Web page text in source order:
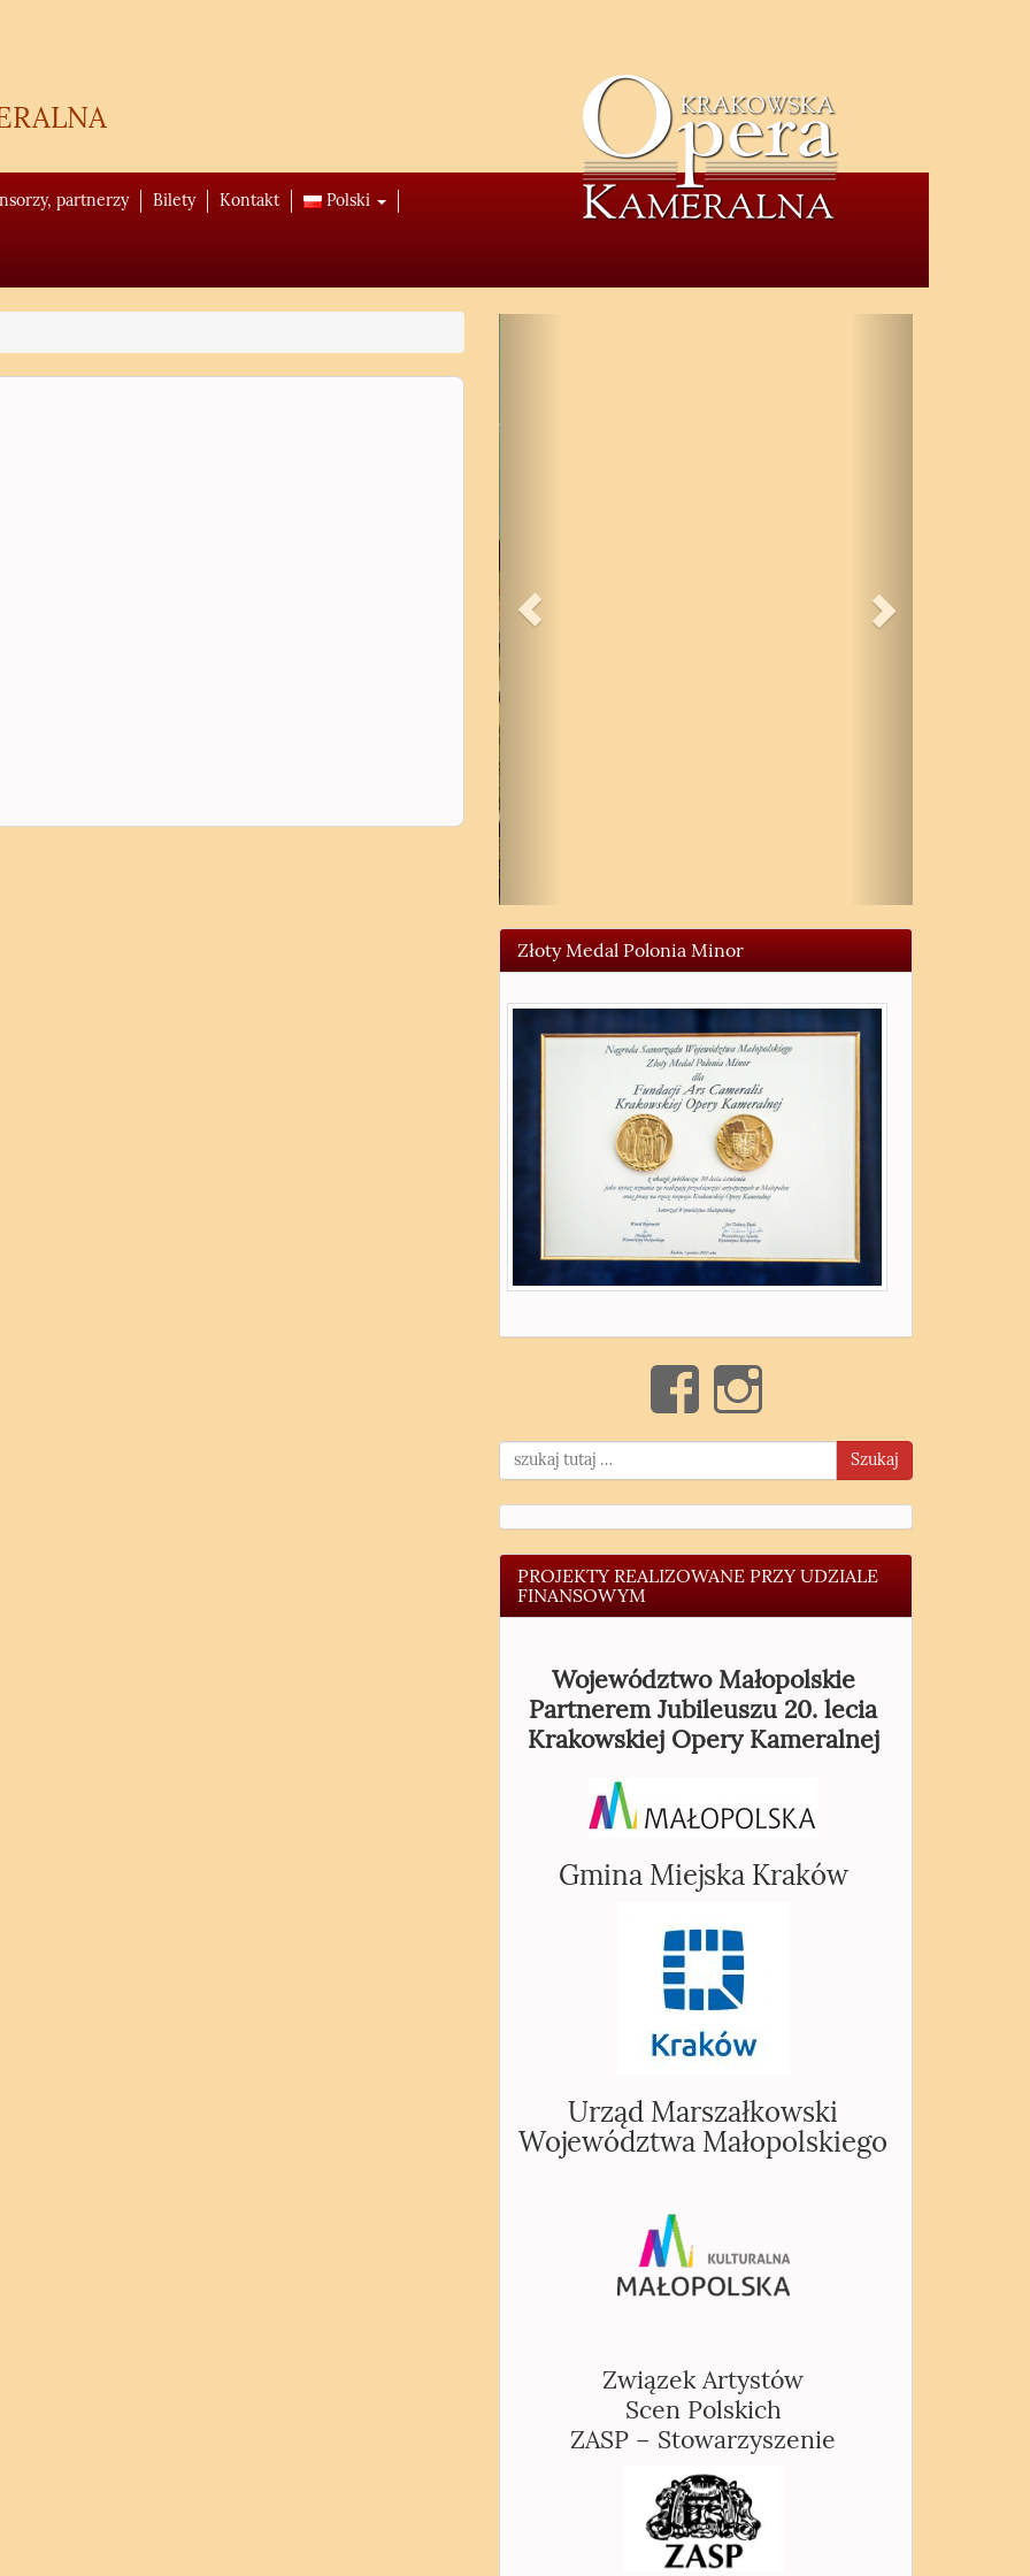
partnerzy Bilety Kontakt Polski
Złoty Medal Polonia Minor
Szukaj
PROJEKTY REALIZOWANE PRZY UDZIALE
FINANSOWYM
Województwo Małopolskie
Partnerem Jubileuszu 20. lecia
Krakowskiej Opery Kameralnej
Gmina Miejska Kraków
Urząd Marszałkowski
Województwa Małopolskiego
Związek Artystów
Scen Polskich
ZASP – Stowarzyszenie